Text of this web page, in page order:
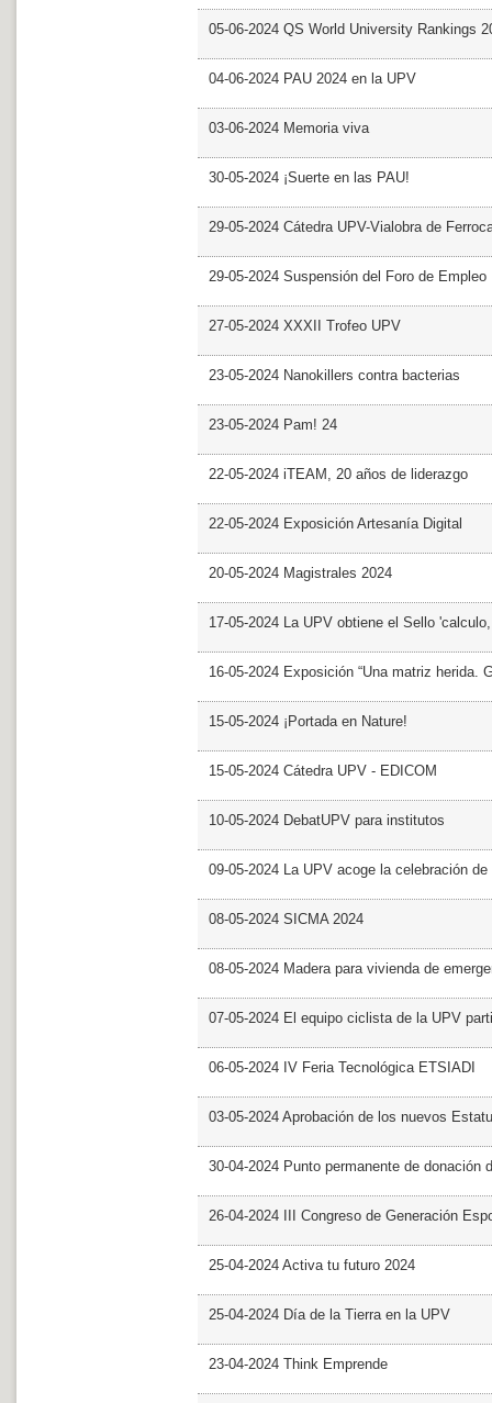
05-06-2024 QS World University Rankings
04-06-2024 PAU 2024 en la UPV
03-06-2024 Memoria viva
30-05-2024 ¡Suerte en las PAU!
29-05-2024 Cátedra UPV-Vialobra de
29-05-2024 Suspensión del Foro de Empleo
27-05-2024 XXXII Trofeo UPV
23-05-2024 Nanokillers contra bacterias
23-05-2024 Pam! 24
22-05-2024 iTEAM, 20 años de liderazgo
22-05-2024 Exposición Artesanía Digital
20-05-2024 Magistrales 2024
17-05-2024 La UPV obtiene el Sello
16-05-2024 Exposición “Una matriz herida.
15-05-2024 ¡Portada en Nature!
15-05-2024 Cátedra UPV - EDICOM
10-05-2024 DebatUPV para institutos
09-05-2024 La UPV acoge la celebración
08-05-2024 SICMA 2024
08-05-2024 Madera para vivienda de
07-05-2024 El equipo ciclista de la UPV
06-05-2024 IV Feria Tecnológica ETSIADI
03-05-2024 Aprobación de los nuevos
30-04-2024 Punto permanente de donación
26-04-2024 III Congreso de Generación
25-04-2024 Activa tu futuro 2024
25-04-2024 Día de la Tierra en la UPV
23-04-2024 Think Emprende